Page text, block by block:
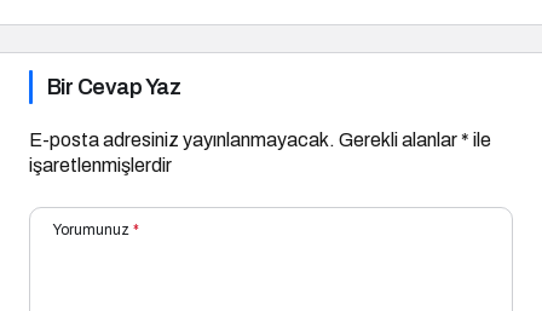
Bir Cevap Yaz
E-posta adresiniz yayınlanmayacak. Gerekli alanlar* ile
işaretlenmişlerdir
Yorumunuz *